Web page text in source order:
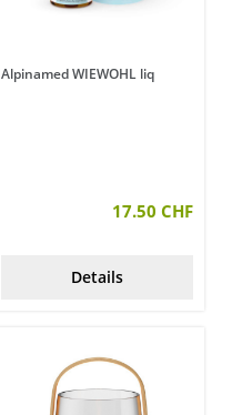
Alpinamed WIEWOHL liq
17.50 CHF
Details